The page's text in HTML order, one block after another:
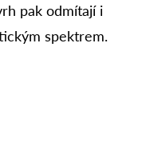
pak odmítají i
spektrem.